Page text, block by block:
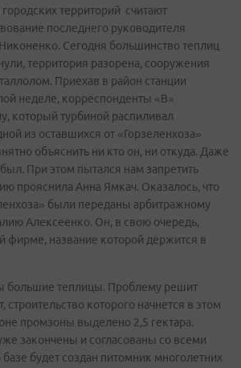
территорий считают
последнего руководителя
Сегодня большинство теплиц
территория разорена, сооружения
Приехав в район станции
неделе, корреспонденты «В»
который турбиной распиливал
из оставшихся от «Горзеленхоза»
объяснить ни кто он, ни откуда. Даже
При этом пытался нам запретить
прояснила Анна Ямкач. Оказалось, что
были переданы арбитражному
Алексеенко. Он, в свою очередь,
фирме, название которой держится в
большие теплицы. Проблему решит
которого начнется в этом
промзоны выделено 2,5 гектара.
закончены и согласованы со всеми
будет создан питомник многолетних